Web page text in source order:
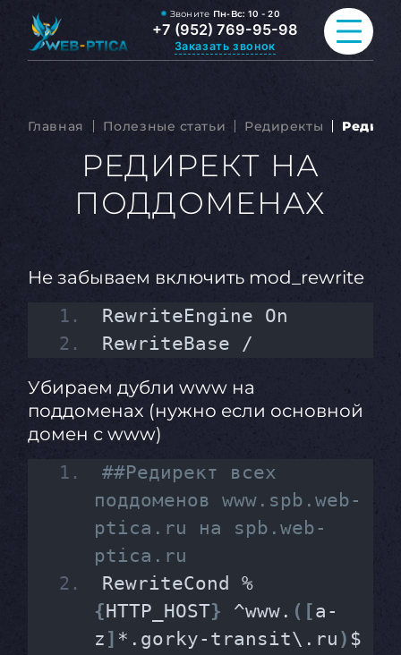
Звоните Пн-Вс: 10 - 20
+7 (952) 769-95-98
Заказать звонок
РАЗРАБОТКА САЙТА
ВСЕ УСЛУГИ
ОБО МНЕ
БЛОГ
КОНТАКТЫ
Главная Полезные статьи Редиректы
РЕДИРЕКТ НА
ПОДДОМЕНАХ
Не забываем включить mod_rewrite
RewriteEngine On
RewriteBase /
Убираем дубли www на
поддоменах (нужно если основной
домен с www)
##Редирект всех
поддоменов www.spb.web-
ptica.ru на spb.web-
ptica.ru
RewriteCond %
{HTTP_HOST} ^www. ([a-
z ] *.gorky-transit\.ru ) $